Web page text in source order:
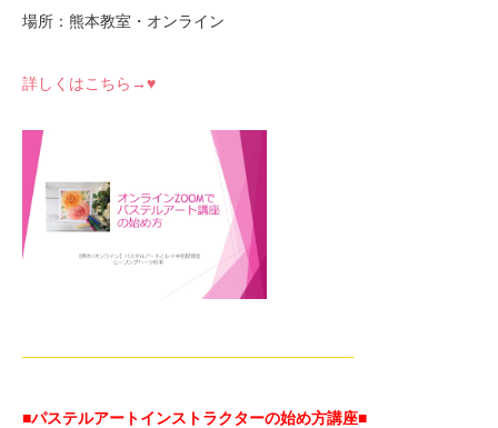
場所：熊本教室・オンライン
詳しくはこちら→♥
—————————————————————-
■パステルアートインストラクターの始め方講座■